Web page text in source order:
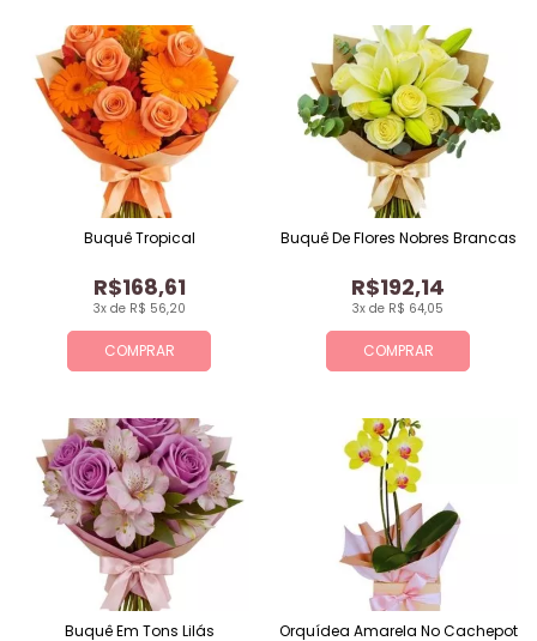
COMPRAR
3x de R$ 56,20
R$168,61
Buquê Tropical
COMPRAR
3x de R$ 64,05
R$192,14
Buquê De Flores Nobres Brancas
Buquê Em Tons Lilás Orquídea Amarela No Cachepot